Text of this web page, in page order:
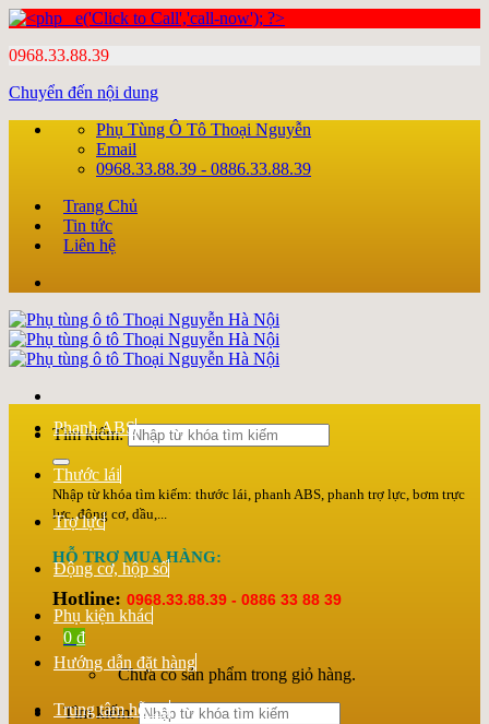
0968.33.88.39
Chuyển đến nội dung
Phụ Tùng Ô Tô Thoại Nguyễn
Email
0968.33.88.39 - 0886.33.88.39
Trang Chủ
Tin tức
Liên hệ
Tìm kiếm:
Nhập từ khóa tìm kiếm: thước lái, phanh ABS, phanh trợ lực, bơm trực
lực, động cơ, dầu,...
HỖ TRỢ MUA HÀNG:
Hotline: 0968.33.88.39 - 0886 33 88 39
0 ₫
Chưa có sản phẩm trong giỏ hàng.
Tìm kiếm:
Phanh ABS
Thước lái
Trợ lực
Động cơ, hộp số
Phụ kiện khác
Hướng dẫn đặt hàng
Trung tâm hỗ trợ